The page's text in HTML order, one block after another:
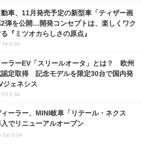
車、11月発売予定の新型車「ティザー画
弾を公開…開発コンセプトは、楽しくワク
『ミツオカらしさの原点』
Fri 6:00
ーラーEV「スリールオータ」とは？ 欧州
認定取得 記念モデルを限定30台で国内発
ェネシス
Fri 5:56
ーラー、MINI岐阜「リテール・ネクス
入でリニューアルオープン
Sat 5:54